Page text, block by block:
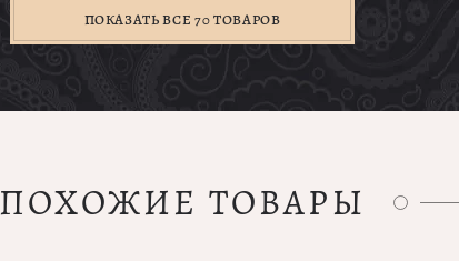
ПОКАЗАТЬ ВСЕ 70 ТОВАРОВ
ПОХОЖИЕ ТОВАРЫ